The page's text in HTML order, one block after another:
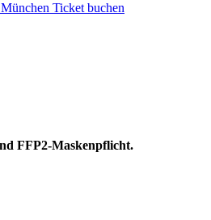
Ticket buchen
FFP2-Maskenpflicht.